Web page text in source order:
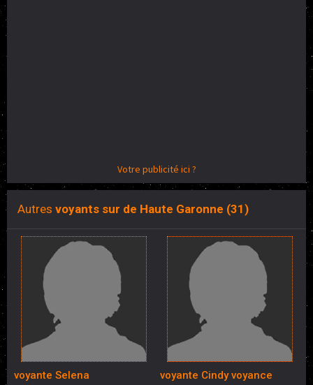
Votre publicité ici ?
Autres voyants sur de Haute Garonne (31)
voyante Selena voyante Cindy voyance